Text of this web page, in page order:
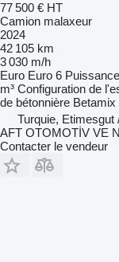
77 500 € HT
Camion malaxeur
2024
42 105 km
3 030 m/h
Euro Euro 6 Puissance
m³ Configuration de
de bétonnière Betamix
Turquie, Etimesgut
AFT OTOMOTİV VE
Contacter le vendeur